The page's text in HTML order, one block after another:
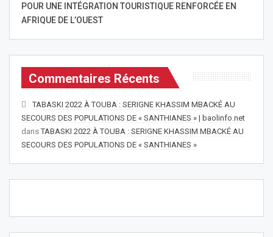
POUR UNE INTÉGRATION TOURISTIQUE RENFORCÉE EN
AFRIQUE DE L’OUEST
Commentaires Récents
TABASKI 2022 À TOUBA : SERIGNE KHASSIM MBACKÉ AU
SECOURS DES POPULATIONS DE « SANTHIANES » | baolinfo.net
dansTABASKI 2022 À TOUBA : SERIGNE KHASSIM MBACKÉ AU
SECOURS DES POPULATIONS DE « SANTHIANES »